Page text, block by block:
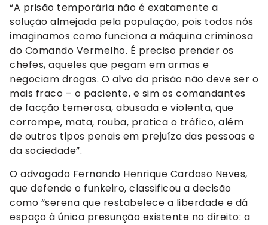
“A prisão temporária não é exatamente a
solução almejada pela população, pois todos nós
imaginamos como funciona a máquina criminosa
do Comando Vermelho. É preciso prender os
chefes, aqueles que pegam em armas e
negociam drogas. O alvo da prisão não deve ser o
mais fraco – o paciente, e sim os comandantes
de facção temerosa, abusada e violenta, que
corrompe, mata, rouba, pratica o tráfico, além
de outros tipos penais em prejuízo das pessoas e
da sociedade”.
O advogado Fernando Henrique Cardoso Neves,
que defende o funkeiro, classificou a decisão
como “serena que restabelece a liberdade e dá
espaço à única presunção existente no direito: a